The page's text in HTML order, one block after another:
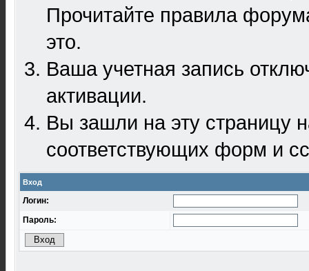
Прочитайте правила
это.
Ваша учетная запись
активации.
Вы зашли на эту
соответствующих форм и
Вход
Логин:
Пароль: